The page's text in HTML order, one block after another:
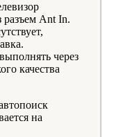
разъем Ant In.
через
качества
на